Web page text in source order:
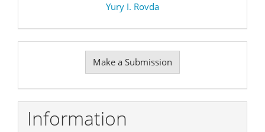
Yury I. Rovda
Submission
Make a Submission
Information